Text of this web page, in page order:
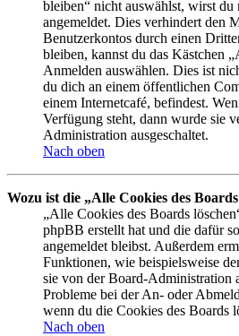
bleiben“ nicht auswählst, wirst
angemeldet. Dies verhindert den
Benutzerkontos durch einen
bleiben, kannst du das Kästchen
Anmelden auswählen. Dies ist
du dich an einem öffentlichen
einem Internetcafé, befindest.
Verfügung steht, dann wurde sie
Administration ausgeschaltet.
Nach oben
Wozu ist die „Alle Cookies des
„Alle Cookies des Boards
phpBB erstellt hat und die dafür
angemeldet bleibst. Außerdem
Funktionen, wie beispielsweise
sie von der Board-Administration
Probleme bei der An- oder
wenn du die Cookies des Boards
Nach oben